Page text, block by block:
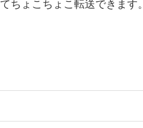
ちょこちょこ転送できます。